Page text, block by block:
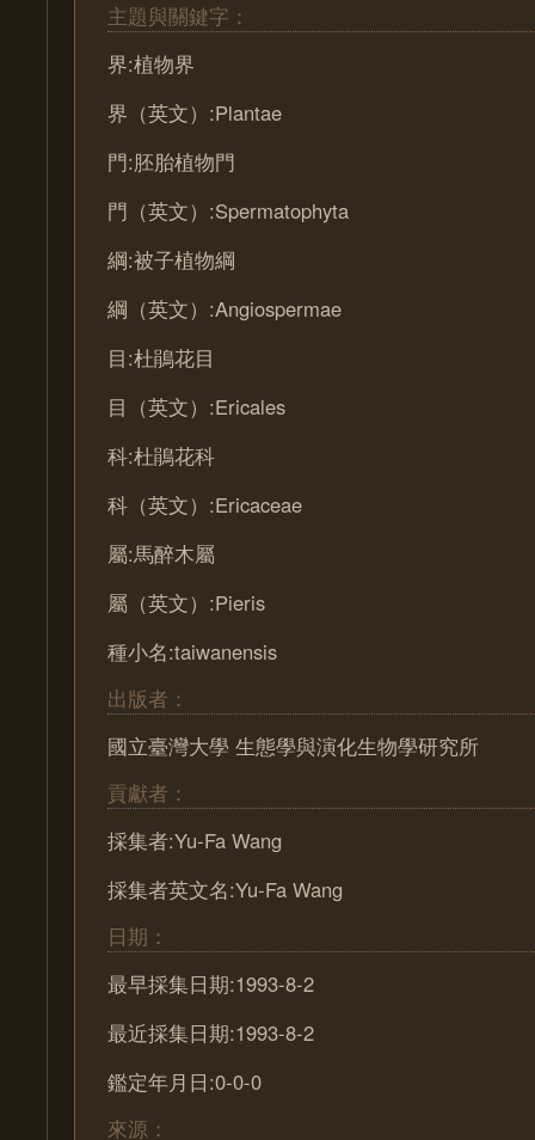
主題與關鍵字：
界:植物界
界（英文）:Plantae
門:胚胎植物門
門（英文）:Spermatophyta
綱:被子植物綱
綱（英文）:Angiospermae
目:杜鵑花目
目（英文）:Ericales
科:杜鵑花科
科（英文）:Ericaceae
屬:馬醉木屬
屬（英文）:Pieris
種小名:taiwanensis
出版者：
國立臺灣大學 生態學與演化生物學研究所
貢獻者：
採集者:Yu-Fa Wang
採集者英文名:Yu-Fa Wang
日期：
最早採集日期:1993-8-2
最近採集日期:1993-8-2
鑑定年月日:0-0-0
來源：